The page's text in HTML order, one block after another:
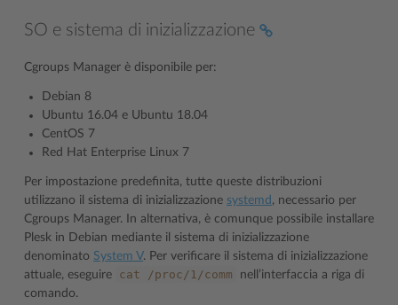
SO e sistema di inizializzazione
Cgroups Manager è disponibile per:
Debian 8
Ubuntu 16.04 e Ubuntu 18.04
CentOS 7
Red Hat Enterprise Linux 7
Per impostazione predefinita, tutte queste distribuzioni
utilizzano il sistema di inizializzazione systemd , necessario per
Cgroups Manager. In alternativa, è comunque possibile installare
Plesk in Debian mediante il sistema di inizializzazione
denominato System V. Per verificare il sistema di inizializzazione
attuale, eseguire
cat /proc/1/comm
nell’interfaccia a riga di
comando.